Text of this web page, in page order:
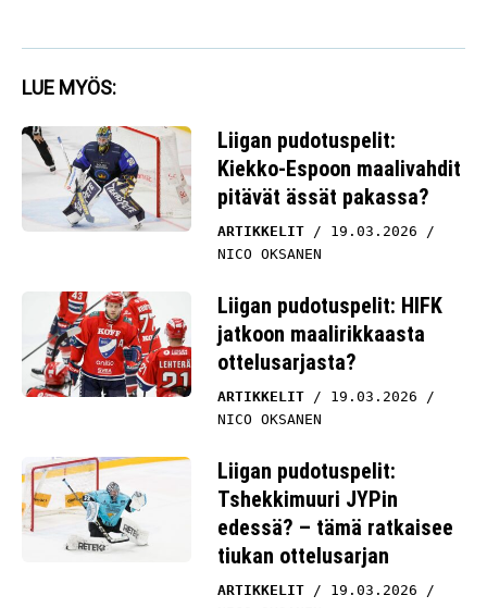
LUE MYÖS:
Kiekko-Espoon maalivahdit
pitävät ässät pakassa?
ARTIKKELIT
19.03.2026
jatkoon maalirikkaasta
ottelusarjasta?
ARTIKKELIT
19.03.2026
Tshekkimuuri JYPin
edessä? – tämä ratkaisee
tiukan ottelusarjan
ARTIKKELIT
19.03.2026